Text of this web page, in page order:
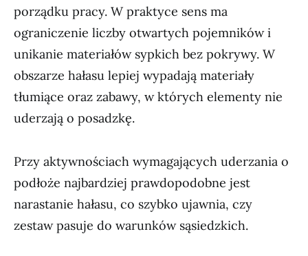
porządku pracy. W praktyce sens ma
ograniczenie liczby otwartych pojemników i
unikanie materiałów sypkich bez pokrywy. W
obszarze hałasu lepiej wypadają materiały
tłumiące oraz zabawy, w których elementy nie
uderzają o posadzkę.
Przy aktywnościach wymagających uderzania o
podłoże najbardziej prawdopodobne jest
narastanie hałasu, co szybko ujawnia, czy
zestaw pasuje do warunków sąsiedzkich.